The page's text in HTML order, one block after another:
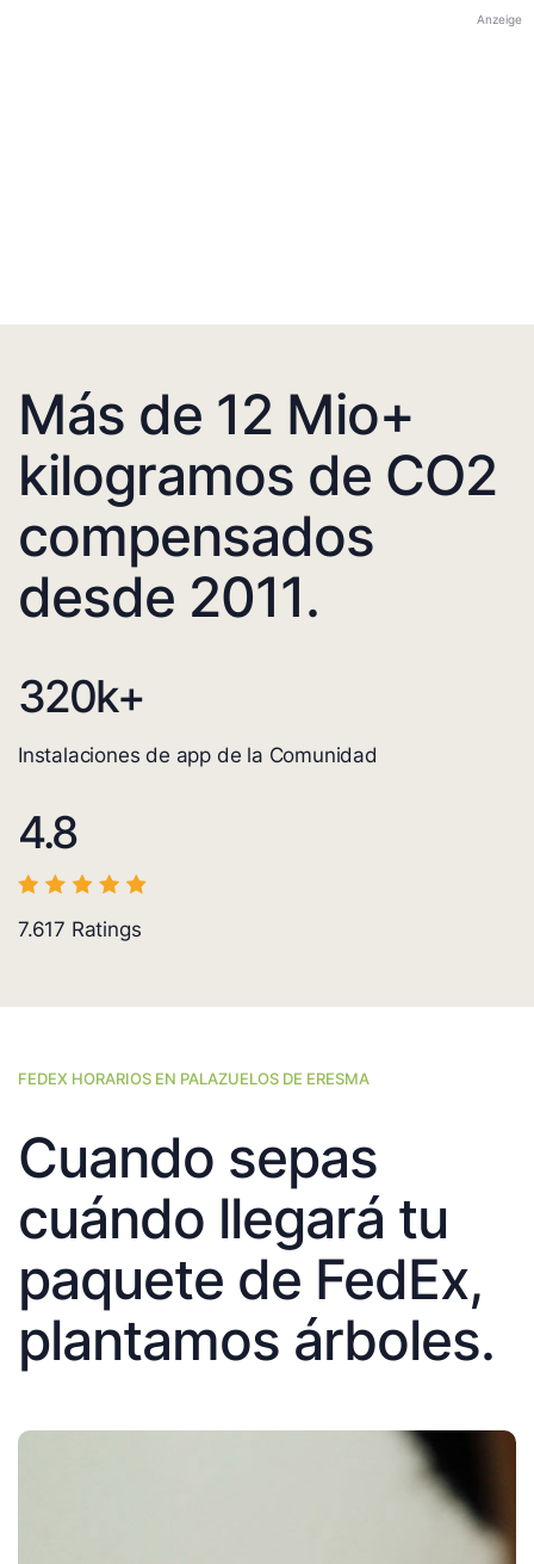
Anzeige
Más de 12 Mio+
kilogramos de CO2
compensados
desde 2011.
320k+
Instalaciones de app de la Comunidad
4.8
7.617 Ratings
FEDEX HORARIOS EN PALAZUELOS DE ERESMA
Cuando sepas
cuándo llegará tu
paquete de FedEx,
plantamos árboles.